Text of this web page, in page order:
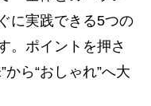
に実践できる5つの
。ポイントを押さ
ら“おしゃれ”へ大